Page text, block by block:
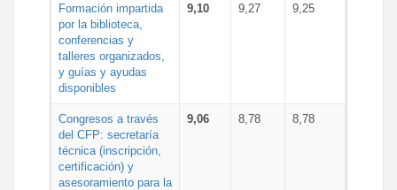
Formación impartida
por la biblioteca,
conferencias y
talleres organizados,
y guías y ayudas
disponibles
9,10 9,27 9,25
Congresos a través
del CFP: secretaría
técnica (inscripción,
certificación) y
asesoramiento para la
9,06 8,78 8,78